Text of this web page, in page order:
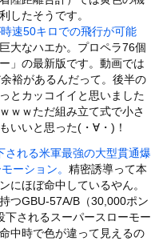
と監督や協会を...
したそうです。
速50キロでの飛行が可能
大なハエか。プロペラ76個
」の最新版です。動画では
裕があるんだって。後半の
とカッコイイと思いました
ｗｗただ組み立て式で小さ
いいと思った(・∀・)！
れる米軍最強の大型貫通爆
ーション。 精密誘導って本
にほぼ命中しているやん。
つGBU-57A/B（30,000ポン
下されるスーパースローモー
中時で色が違って見えるの